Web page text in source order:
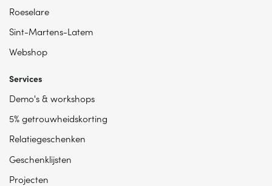
Roeselare
Sint-Martens-Latem
Webshop
Services
Demo's & workshops
5% getrouwheidskorting
Relatiegeschenken
Geschenklijsten
Projecten